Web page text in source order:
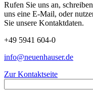
Rufen Sie uns an,
uns eine E-Mail, oder
Sie unsere Kontaktdaten.
+49 5941 604-0
info@neuenhauser.de
Zur Kontaktseite